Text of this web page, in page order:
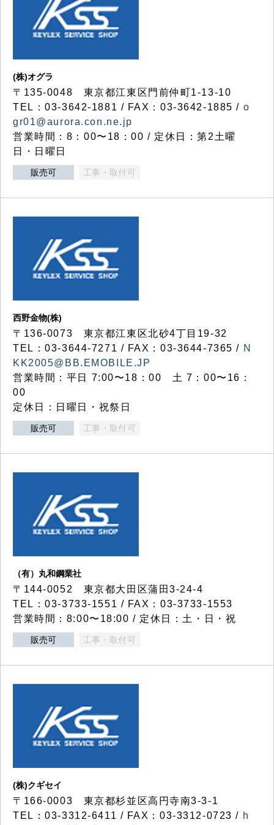
(株)オグラ
〒135-0048 東京都江東区門前仲町1-13-10
TEL：03-3642-1881 / FAX：03-3642-1885 / o
gr01@aurora.con.ne.jp
営業時間：8：00〜18：00 / 定休日：第2土曜
日・日曜日
販売可 工事・取付可
西野金物(株)
〒136-0073 東京都江東区北砂4丁目19-32
TEL：03‐3644‐7271 / FAX：03-3644-7365 / N
KK2005@BB.EMOBILE.JP
営業時間：平日 7:00〜18：00 土 7：00〜16：
00
定休日：日曜日・祝祭日
販売可 工事・取付可
（有）丸和鋼業社
〒144-0052 東京都大田区蒲田3-24-4
TEL：03-3733-1551 / FAX：03-3733-1553
営業時間：8:00〜18:00 / 定休日：土・日・祝
販売可 工事・取付可
(株)クギセイ
〒166-0003 東京都杉並区高円寺南3-3-1
TEL：03-3312-6411 / FAX：03-3312-0723 / h